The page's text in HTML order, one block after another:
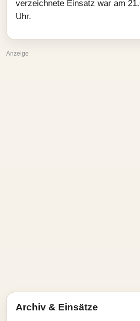
verzeichnete Einsatz war am
Uhr.
Anzeige
Archiv & Einsätze